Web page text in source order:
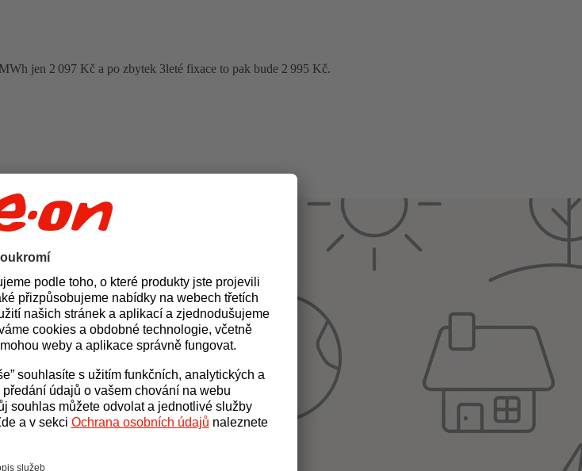
jen 2 097 Kč a po zbytek 3leté fixace to pak bude 2 995 Kč.